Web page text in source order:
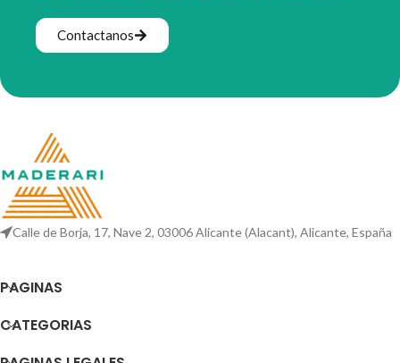
Contactanos
Calle de Borja, 17, Nave 2, 03006 Alicante (Alacant), Alicante, España
PAGINAS
CATEGORIAS